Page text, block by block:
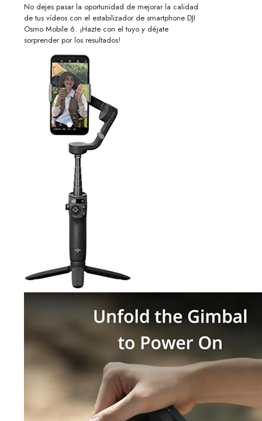
No dejes pasar la oportunidad de mejorar la calidad
de tus vídeos con el estabilizador de smartphone DJI
Osmo Mobile 6. ¡Hazte con el tuyo y déjate
sorprender por los resultados!